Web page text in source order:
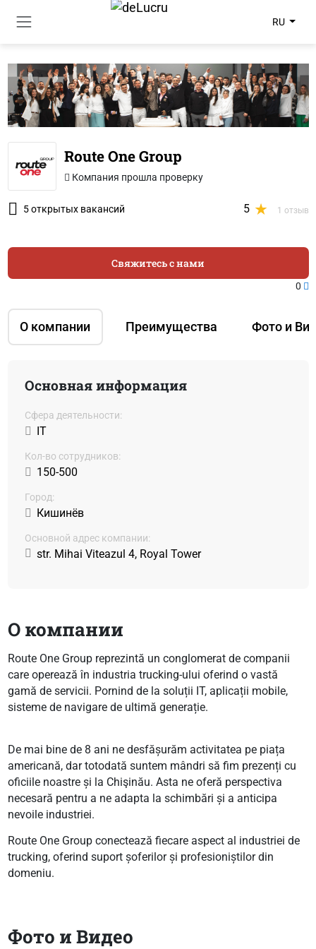
RU
Route One Group
Компания прошла проверку
5 открытых вакансий 5 1 отзыв
О компании Преимущества Фото и
Свяжитесь с нами
0
Основная информация
Сфера деятельности:
IT
Кол-во сотрудников:
150-500
Город:
Кишинёв
Основной адрес компании:
str. Mihai Viteazul 4, Royal Tower
О компании
Route One Group reprezintă un conglomerat de companii
care operează în industria trucking-ului oferind o vastă
gamă de servicii. Pornind de la soluții IT, aplicații mobile,
sisteme de navigare de ultimă generație.
De mai bine de 8 ani ne desfășurăm activitatea pe piața
americană, dar totodată suntem mândri să fim prezenți cu
oficiile noastre și la Chişinău. Asta ne oferă perspectiva
necesară pentru a ne adapta la schimbări și a anticipa
nevoile industriei.
Route One Group conectează fiecare aspect al industriei de
trucking, oferind suport șoferilor și profesioniștilor din
domeniu.
Фото и Видео